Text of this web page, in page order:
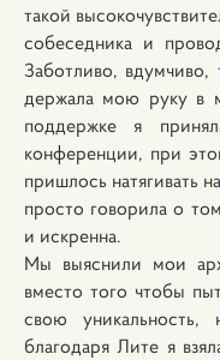
такой
собеседника и
Заботливо, вдумчиво,
держала мою руку в
поддержке я
конференции, при
пришлось натягивать
просто говорила о
и искренна.
Мы выяснили мои
вместо того чтобы
свою
благодаря Лите я